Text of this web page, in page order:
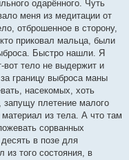
одарённого. Чуть
меня из медитации от
отброшенное в сторону,
приковал мальца, были
Быстро нашли. Я
вот тело не выдержит и
границу выброса маны
насекомых, хоть
плетение малого
из тела. А что там
сорванных
в позе для
из того состояния, в